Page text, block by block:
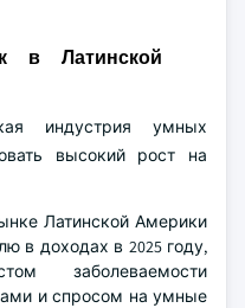
в Латинской
индустрия умных
высокий рост на
Латинской Америки
в доходах в 2025 году,
заболеваемости
и спросом на умные